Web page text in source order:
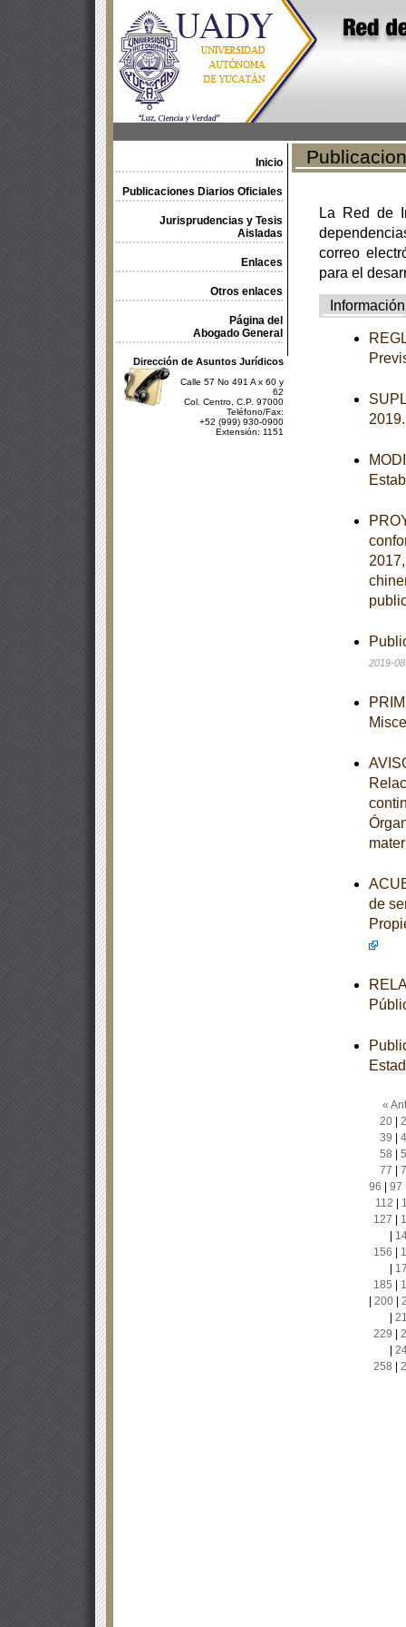
Inicio
Publicaciones Diarios Oficiales
Jurisprudencias y Tesis
Aisladas
Enlaces
Otros enlaces
Página del
Abogado General
Dirección de Asuntos Jurídicos
Calle 57 No 491 A x 60 y
62
Col. Centro, C.P. 97000
Teléfono/Fax:
+52 (999) 930-0900
Extensión: 1151
La Red de
correo
para el
Información
2019-
de
«
20|
39
58
77
96
97
112
127
156
185
200|
229
258